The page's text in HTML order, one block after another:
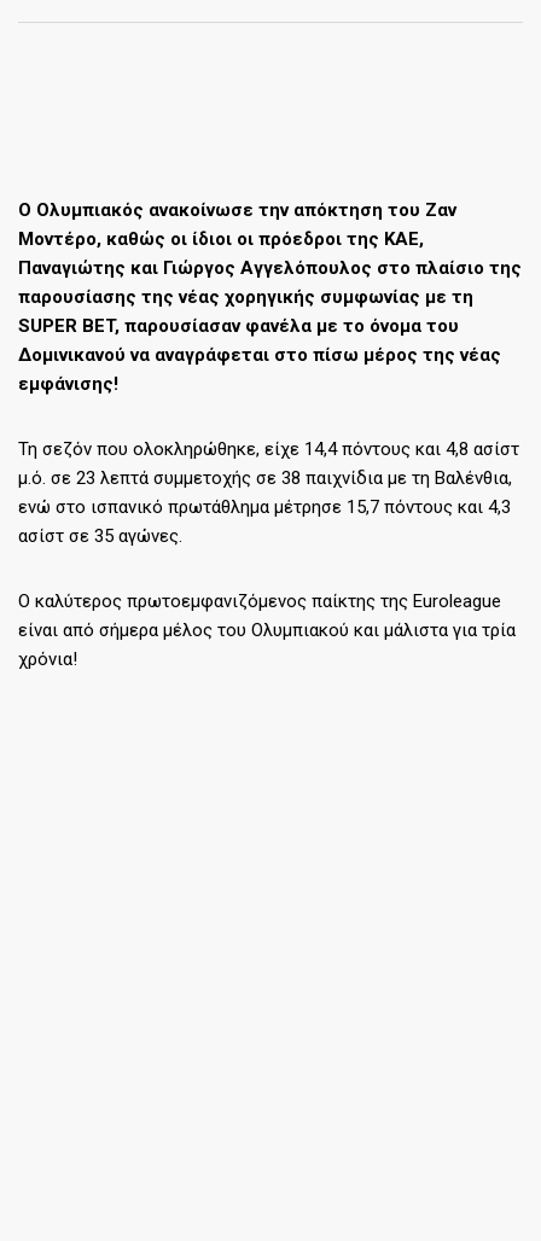
Ο Ολυμπιακός ανακοίνωσε την απόκτηση του Ζαν
Μοντέρο, καθώς οι ίδιοι οι πρόεδροι της ΚΑΕ,
Παναγιώτης και Γιώργος Αγγελόπουλος στο πλαίσιο της
παρουσίασης της νέας χορηγικής συμφωνίας με τη
SUPER BET, παρουσίασαν φανέλα με το όνομα του
Δομινικανού να αναγράφεται στο πίσω μέρος της νέας
εμφάνισης!
Τη σεζόν που ολοκληρώθηκε, είχε 14,4 πόντους και 4,8 ασίστ
μ.ό. σε 23 λεπτά συμμετοχής σε 38 παιχνίδια με τη Βαλένθια,
ενώ στο ισπανικό πρωτάθλημα μέτρησε 15,7 πόντους και 4,3
ασίστ σε 35 αγώνες.
Ο καλύτερος πρωτοεμφανιζόμενος παίκτης της Euroleague
είναι από σήμερα μέλος του Ολυμπιακού και μάλιστα για τρία
χρόνια!